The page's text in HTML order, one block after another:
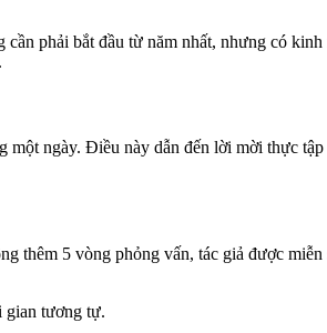
phải bắt đầu từ năm nhất, nhưng có
ngày. Điều này dẫn đến lời mời thực
thêm 5 vòng phỏng vấn, tác giả được miễn
gian tương tự.